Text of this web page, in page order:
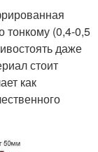
тонкому (0,4-0,5
даже
стоит
как